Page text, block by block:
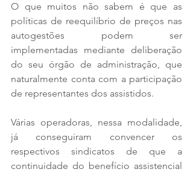
O que muitos não sabem é que as
políticas de reequilíbrio de preços nas
autogestões podem ser
implementadas mediante deliberação
do seu órgão de administração, que
naturalmente conta com a participação
de representantes dos assistidos.
Várias operadoras, nessa modalidade,
já conseguiram convencer os
respectivos sindicatos de que a
continuidade do benefício assistencial